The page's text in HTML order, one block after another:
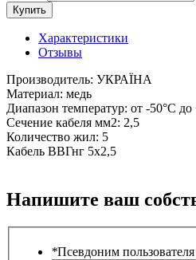
Купить
Характеристики
Отзывы
Производитель: УКРАЇНА
Материал: медь
Диапазон температур: от -50°С до
Сечение кабеля мм2: 2,5
Количество жил: 5
Кабель ВВГнг 5х2,5
Напишите ваш
*Псевдоним пользователя